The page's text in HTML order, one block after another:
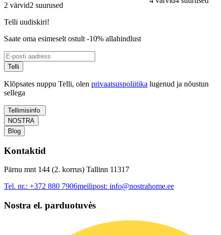
2 värvid2 suurused
Telli uudiskiri!
Saate oma esimeselt ostult -10% allahindlust
Telli
Klõpsates nuppu Telli, olen privaatsuspoliitika lugenud ja nõustun
sellega
Tellimisinfo
NOSTRA
Blog
Kontaktid
Pärnu mnt 144 (2. korrus) Tallinn 11317
Tel. nr.: +372 880 7906meilipost: info@nostrahome.ee
Nostra el. parduotuvės